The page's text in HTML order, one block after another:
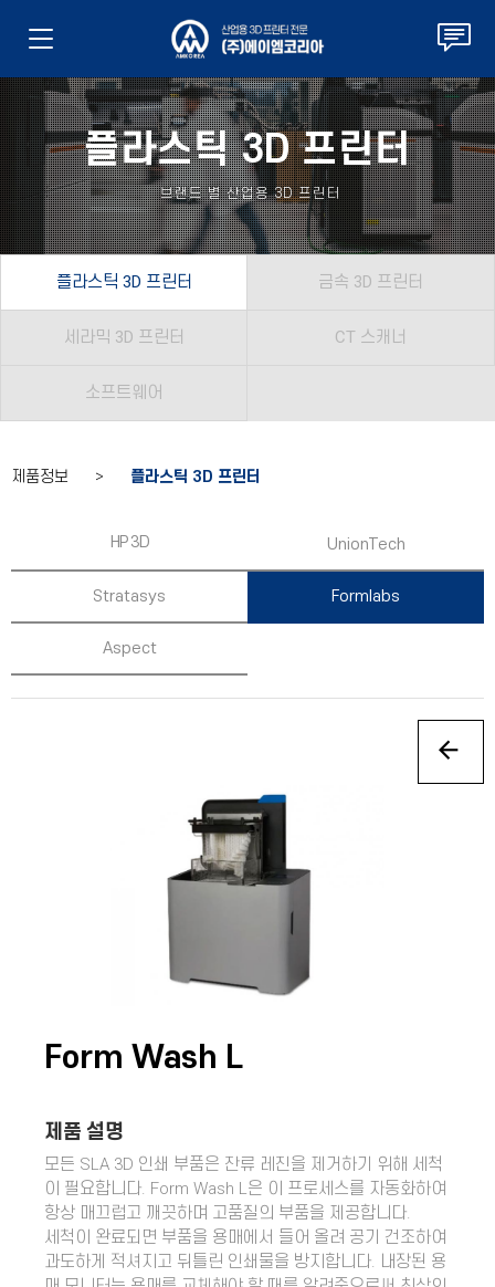
플라스틱 3D 프린터
브랜드 별 산업용 3D 프린터
플라스틱 3D 프린터 금속 3D 프린터
세라믹 3D 프린터 CT 스캐너
소프트웨어
제품정보 > 플라스틱 3D 프린터
HP 3D UnionTech
Stratasys Formlabs
Aspect
Form Wash L
제품 설명
모든 SLA 3D 인쇄 부품은 잔류 레진을 제거하기 위해 세척
이 필요합니다. Form Wash L은 이 프로세스를 자동화하여
항상 매끄럽고 깨끗하며 고품질의 부품을 제공합니다.
세척이 완료되면 부품을 용매에서 들어 올려 공기 건조하여
과도하게 적셔지고 뒤틀린 인쇄물을 방지합니다. 내장된 용